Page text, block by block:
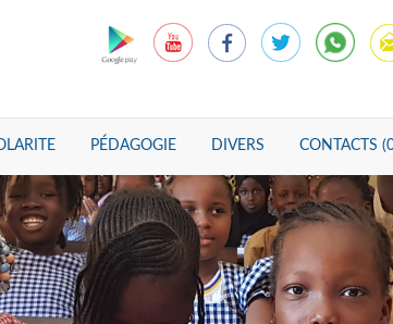
PÉDAGOGIE DIVERS CONTACTS